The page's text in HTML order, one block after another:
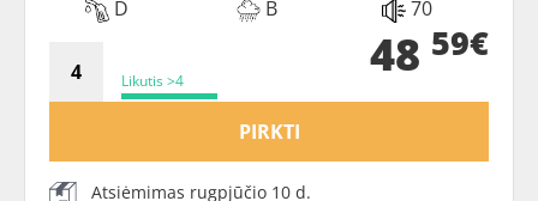
D
B 70
Likutis >4 48 59€
PIRKTI
Atsiėmimas rugpjūčio 10 d.